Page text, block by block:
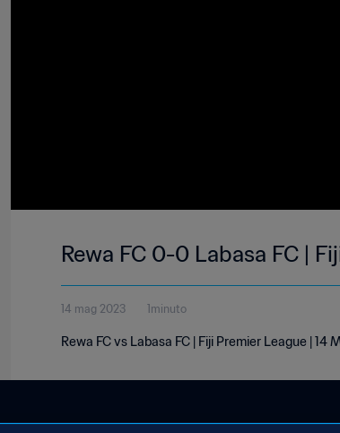
Rewa FC 0-0 Labasa FC |
14 mag 2023 1minuto
Rewa FC vs Labasa FC | Fiji Premier League | 14